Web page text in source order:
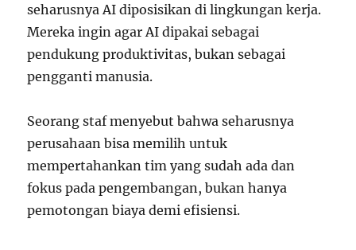
seharusnya AI diposisikan di lingkungan kerja.
Mereka ingin agar AI dipakai sebagai
pendukung produktivitas, bukan sebagai
pengganti manusia.
Seorang staf menyebut bahwa seharusnya
perusahaan bisa memilih untuk
mempertahankan tim yang sudah ada dan
fokus pada pengembangan, bukan hanya
pemotongan biaya demi efisiensi.